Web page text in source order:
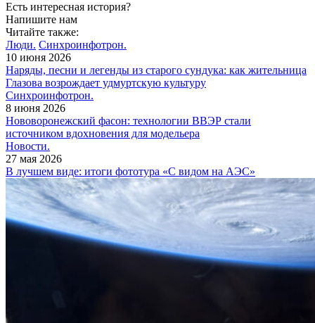
Есть интересная история?
Напишите нам
Читайте также:
Люди. Синхроинфотрон.
10 июня 2026
Наряды, песни и легенды из старого сундука: как жительница
Глазова возрождает удмуртскую культуру
Синхроинфотрон.
8 июня 2026
Нововоронежский фасон: технологии ВВЭР стали
источником вдохновения для модельера
Новости.
27 мая 2026
В лучшем виде: итоги фототура «С видом на АЭС»